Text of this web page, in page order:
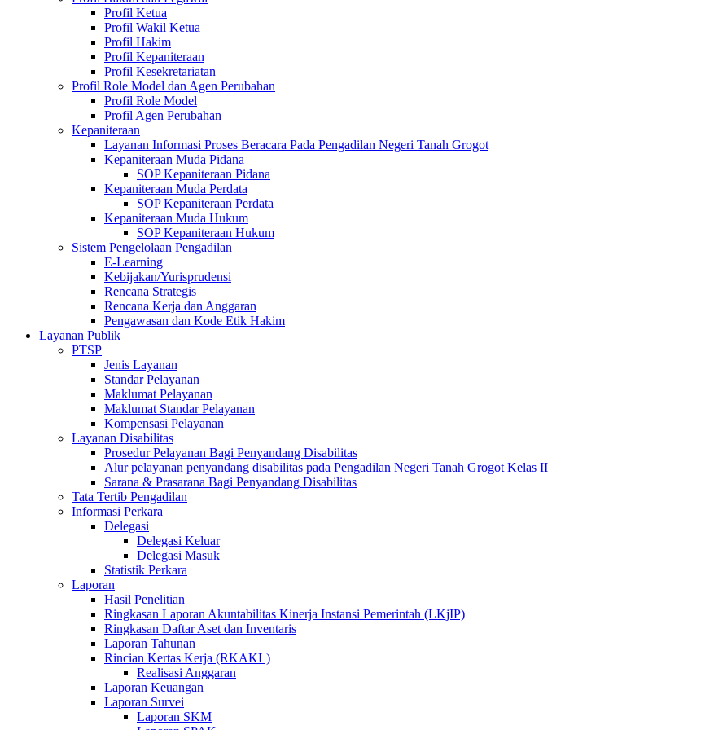
Profil Ketua
Profil Wakil Ketua
Profil Hakim
Profil Kepaniteraan
Profil Kesekretariatan
Profil Role Model dan Agen Perubahan
Profil Role Model
Profil Agen Perubahan
Kepaniteraan
Layanan Informasi Proses Beracara Pada Pengadilan Negeri Tanah Grogot
Kepaniteraan Muda Pidana
SOP Kepaniteraan Pidana
Kepaniteraan Muda Perdata
SOP Kepaniteraan Perdata
Kepaniteraan Muda Hukum
SOP Kepaniteraan Hukum
Sistem Pengelolaan Pengadilan
E-Learning
Kebijakan/Yurisprudensi
Rencana Strategis
Rencana Kerja dan Anggaran
Pengawasan dan Kode Etik Hakim
Layanan Publik
PTSP
Jenis Layanan
Standar Pelayanan
Maklumat Pelayanan
Maklumat Standar Pelayanan
Kompensasi Pelayanan
Layanan Disabilitas
Prosedur Pelayanan Bagi Penyandang Disabilitas
Alur pelayanan penyandang disabilitas pada Pengadilan Negeri Tanah Grogot Kelas II
Sarana & Prasarana Bagi Penyandang Disabilitas
Tata Tertib Pengadilan
Informasi Perkara
Delegasi
Delegasi Keluar
Delegasi Masuk
Statistik Perkara
Laporan
Hasil Penelitian
Ringkasan Laporan Akuntabilitas Kinerja Instansi Pemerintah (LKjIP)
Ringkasan Daftar Aset dan Inventaris
Laporan Tahunan
Rincian Kertas Kerja (RKAKL)
Realisasi Anggaran
Laporan Keuangan
Laporan Survei
Laporan SKM